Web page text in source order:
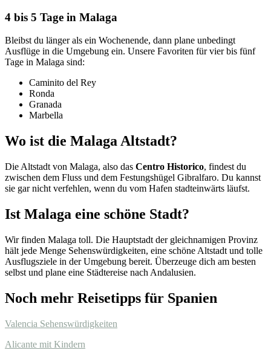
4 bis 5 Tage in Malaga
Bleibst du länger als ein Wochenende, dann plane unbedingt
Ausflüge in die Umgebung ein. Unsere Favoriten für vier bis fünf
Tage in Malaga sind:
Caminito del Rey
Ronda
Granada
Marbella
Wo ist die Malaga Altstadt?
Die Altstadt von Malaga, also das Centro Historico, findest du
zwischen dem Fluss und dem Festungshügel Gibralfaro. Du kannst
sie gar nicht verfehlen, wenn du vom Hafen stadteinwärts läufst.
Ist Malaga eine schöne Stadt?
Wir finden Malaga toll. Die Hauptstadt der gleichnamigen Provinz
hält jede Menge Sehenswürdigkeiten, eine schöne Altstadt und tolle
Ausflugsziele in der Umgebung bereit. Überzeuge dich am besten
selbst und plane eine Städtereise nach Andalusien.
Noch mehr Reisetipps für Spanien
Valencia Sehenswürdigkeiten
Alicante mit Kindern